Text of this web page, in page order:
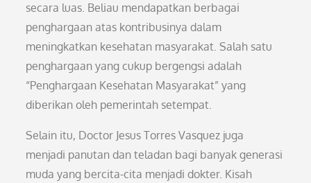
secara luas. Beliau mendapatkan berbagai
penghargaan atas kontribusinya dalam
meningkatkan kesehatan masyarakat. Salah satu
penghargaan yang cukup bergengsi adalah
“Penghargaan Kesehatan Masyarakat” yang
diberikan oleh pemerintah setempat.
Selain itu, Doctor Jesus Torres Vasquez juga
menjadi panutan dan teladan bagi banyak generasi
muda yang bercita-cita menjadi dokter. Kisah